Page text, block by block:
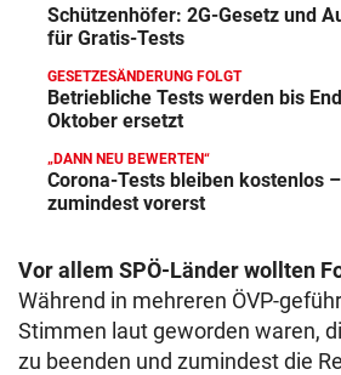
Schützenhöfer: 2G-Gesetz und
für Gratis-Tests
GESETZESÄNDERUNG FOLGT
Betriebliche Tests werden bis
Oktober ersetzt
„DANN NEU BEWERTEN“
Corona-Tests bleiben kostenlos –
zumindest vorerst
Vor allem SPÖ-Länder wollten
Während in mehreren ÖVP-
Stimmen laut geworden waren,
zu beenden und zumindest die